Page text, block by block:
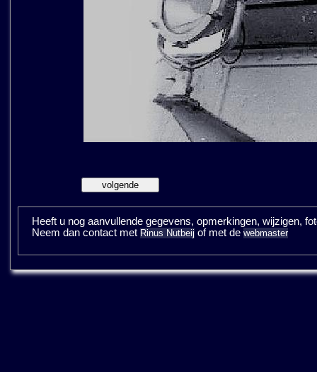
Heeft u nog aanvullende gegevens, opmerkingen, wijzigen,
Neem dan contact met Rinus Nutbeij of met de webmaster